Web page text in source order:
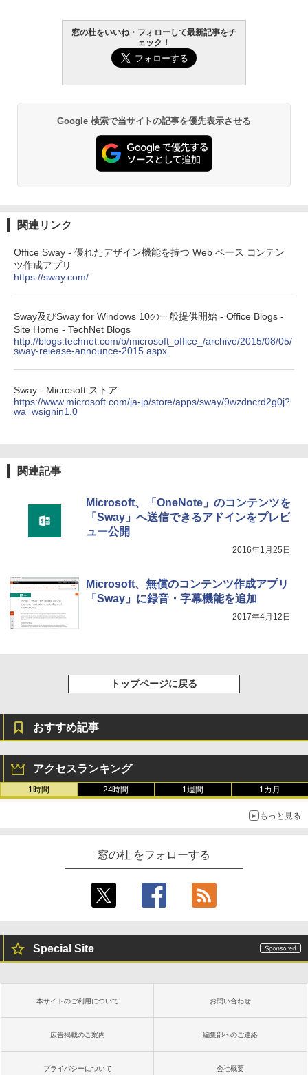
窓の杜をいいね・フォローして最新記事をチ
ェック！
Google 検索で当サイトの記事を優先表示させる
関連リンク
Office Sway - 優れたデザイン機能を持つ Web ベース コンテン
ツ作成アプリ
https://sway.com/
Sway及びSway for Windows 10の一般提供開始 - Office Blogs -
Site Home - TechNet Blogs
http://blogs.technet.com/b/microsoft_office_/archive/2015/08/05/
sway-release-announce-2015.aspx
Sway - Microsoft ストア
https://www.microsoft.com/ja-jp/store/apps/sway/9wzdncrd2g0j?
wa=wsignin1.0
関連記事
Microsoft、「OneNote」のコンテンツを
「Sway」へ送信できるアドインをプレビ
ュー公開
2016年1月25日
Microsoft、無償のコンテンツ作成アプリ
「Sway」に録音・字幕機能を追加
2017年4月12日
トップページに戻る
おすすめ記事
アクセスランキング
1時間 24時間 1週間 1カ月
もっと見る
窓の杜 をフォローする
Special Site
本サイトのご利用について お問い合わせ
広告掲載のご案内 編集部へのご連絡
プライバシーについて 会社概要